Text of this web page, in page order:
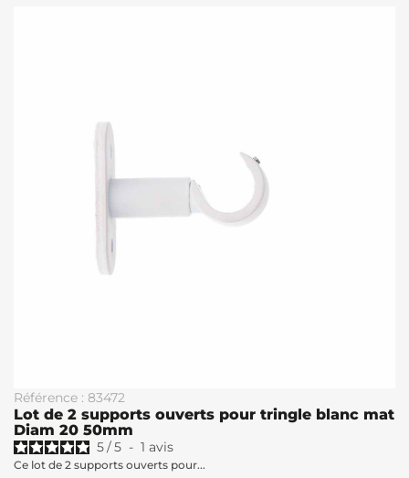
Référence : 83472
Lot de 2 supports ouverts pour tringle blanc mat
Diam 20 50mm
5/5 - 1 avis
Ce lot de 2 supports ouverts pour...